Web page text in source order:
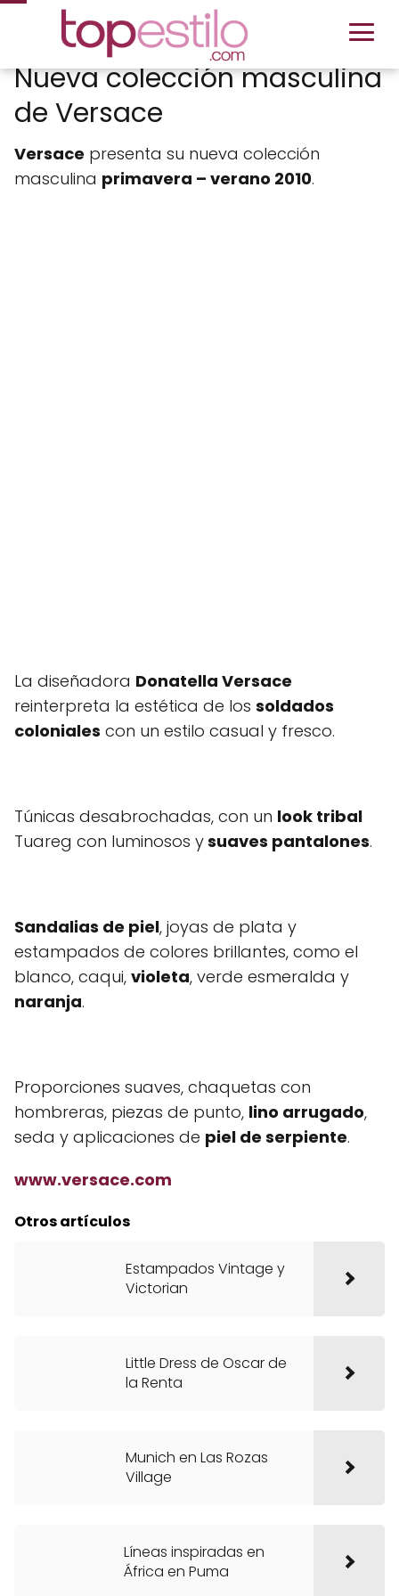
Nueva colección masculina
de Versace
Versace presenta su nueva colección
masculina primavera – verano 2010.
La diseñadora Donatella Versace
reinterpreta la estética de los soldados
coloniales con un estilo casual y fresco.
Túnicas desabrochadas, con un look tribal
Tuareg con luminosos ysuaves pantalones.
Sandalias de piel, joyas de plata y
estampados de colores brillantes, como el
blanco, caqui, violeta, verde esmeralda y
naranja.
Proporciones suaves, chaquetas con
hombreras, piezas de punto, lino arrugado,
seda y aplicaciones de piel de serpiente.
www.versace.com
Otros artículos
Estampados Vintage y
Victorian
Little Dress de Oscar de
la Renta
Munich en Las Rozas
Village
Líneas inspiradas en
África en Puma